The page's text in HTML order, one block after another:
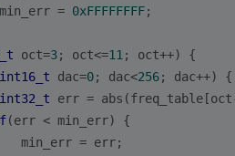
min_err = 0xFFFFFFFF;
oct=3; oct<=11 ; oct++) {
dac=0; dac<256; dac++) {
err = abs (freq_table[oct
(err < min_err) {
min_err = err;